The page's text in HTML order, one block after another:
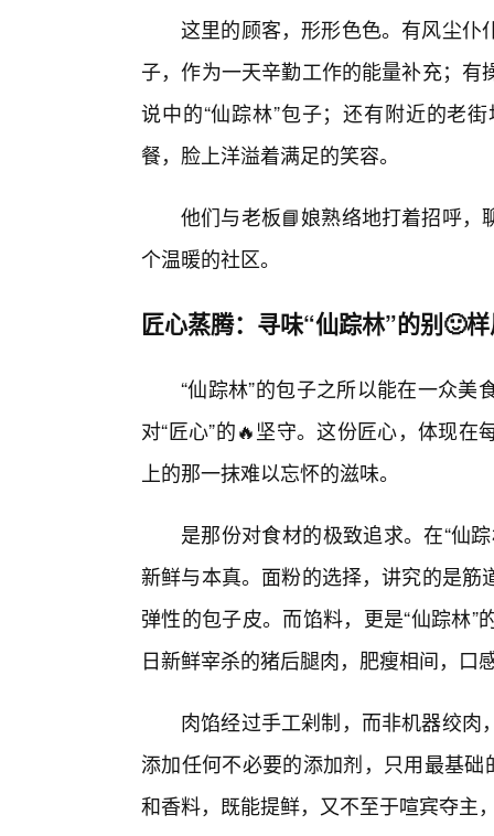
这里的顾客，形形色色。有风尘仆
子，作为一天辛勤工作的能量补充；
说中的“仙踪林”包子；还有附近的老
餐，脸上洋溢着满足的笑容。
他们与老板📘娘熟络地打着招呼，
个温暖的社区。
匠心蒸腾：寻味“仙踪林”的别🙂
“仙踪林”的包子之所以能在一众
对“匠心”的🔥坚守。这份匠心，体现
上的那一抹难以忘怀的滋味。
是那份对食材的极致追求。在“仙
新鲜与本真。面粉的选择，讲究的是
弹性的包子皮。而馅料，更是“仙踪林
日新鲜宰杀的猪后腿肉，肥瘦相间，口
肉馅经过手工剁制，而非机器绞
添加任何不必要的添加剂，只用最基
和香料，既能提鲜，又不至于喧宾夺主